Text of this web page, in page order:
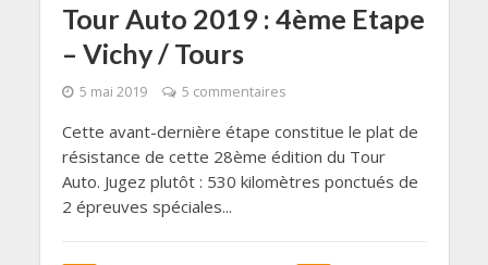
Tour Auto 2019 : 4ème Etape
– Vichy / Tours
5 mai 2019 5 commentaires
Cette avant-dernière étape constitue le plat de
résistance de cette 28ème édition du Tour
Auto. Jugez plutôt : 530 kilomètres ponctués de
2 épreuves spéciales...